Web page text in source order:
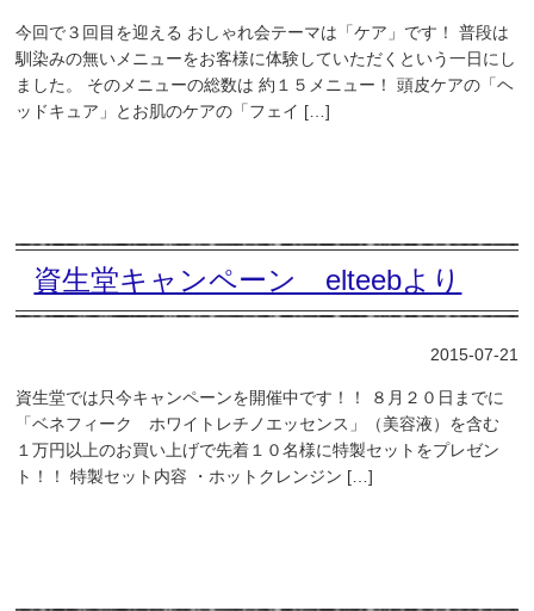
今回で３回目を迎える おしゃれ会テーマは「ケア」です！ 普段は
馴染みの無いメニューをお客様に体験していただくという一日にし
ました。 そのメニューの総数は 約１５メニュー！ 頭皮ケアの「ヘ
ッドキュア」とお肌のケアの「フェイ […]
資生堂キャンペーン elteebより
2015-07-21
資生堂では只今キャンペーンを開催中です！！ ８月２０日までに
「ベネフィーク ホワイトレチノエッセンス」（美容液）を含む
１万円以上のお買い上げで先着１０名様に特製セットをプレゼン
ト！！ 特製セット内容 ・ホットクレンジン […]